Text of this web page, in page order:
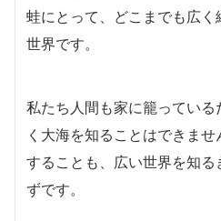
蛙にとって、どこまでも広
世界です。
私たち人間も家に籠ってい
く大海を知ることはできま
することも、広い世界を知
ずです。